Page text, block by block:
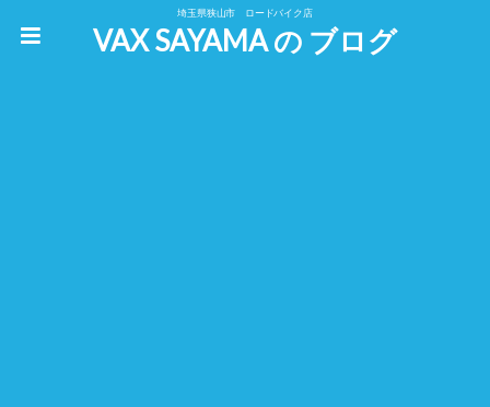
埼玉県狭山市 ロードバイク店
VAX SAYAMA の ブログ